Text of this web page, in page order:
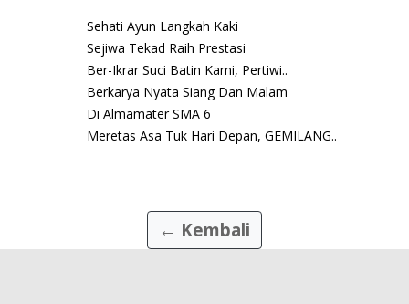
Sehati Ayun Langkah Kaki
Sejiwa Tekad Raih Prestasi
Ber-Ikrar Suci Batin Kami, Pertiwi..
Berkarya Nyata Siang Dan Malam
Di Almamater SMA 6
Meretas Asa Tuk Hari Depan, GEMILANG..
← Kembali